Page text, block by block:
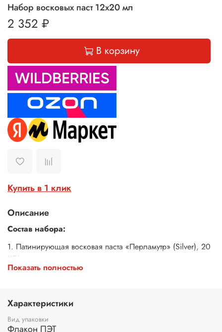
Набор восковых паст 12х20 мл
2 352 ₽
В корзину
Купить в 1 клик
Описание
Состав набора:
1. Патинирующая восковая паста «Перламутр» (Silver), 20
мл;
2. Патинирующая восковая паста «Белая» (Сlassic), 20 мл;
мл;
5. Патинирующая восковая паста «Золото» (Сlassic), 20
мл;
Показать полностью
Характеристики
Вид упаковки
Флакон ПЭТ